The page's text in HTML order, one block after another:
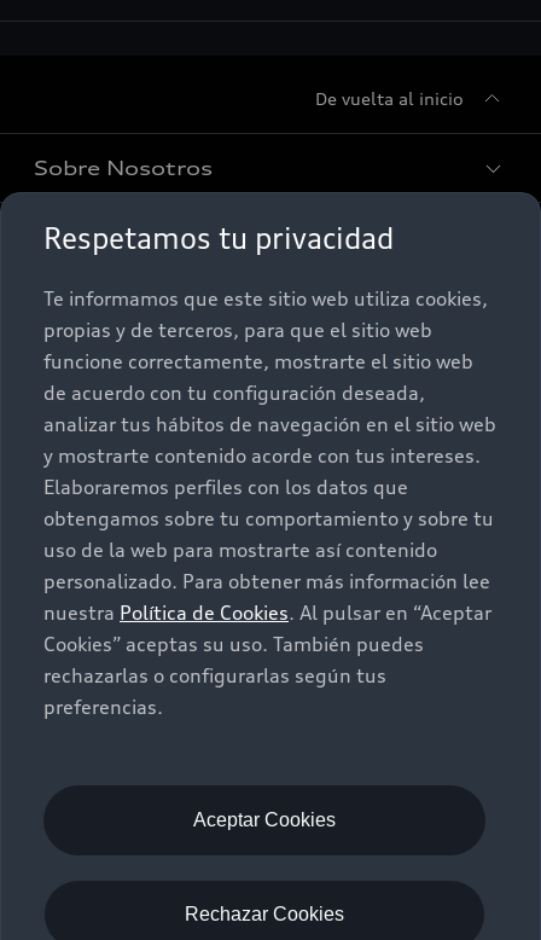
Respetamos tu privacidad
Te informamos que este sitio web utiliza cookies,
propias y de terceros, para que el sitio web
funcione correctamente, mostrarte el sitio web
de acuerdo con tu configuración deseada,
analizar tus hábitos de navegación en el sitio web
y mostrarte contenido acorde con tus intereses.
Elaboraremos perfiles con los datos que
obtengamos sobre tu comportamiento y sobre tu
uso de la web para mostrarte así contenido
personalizado. Para obtener más información lee
nuestra Política de Cookies. Al pulsar en “Aceptar
Cookies” aceptas su uso. También puedes
rechazarlas o configurarlas según tus
preferencias.
Aceptar Cookies
Rechazar Cookies
De vuelta al inicio
Sobre Nosotros
Conócenos
Promociones
Nuestras Promociones
Postventa
Audi Aftersales
Autos Nuevos
Quiero un Audi nuevo
Seminuevos
Audi Certified :plus
Contacto
Contáctanos
Citas de servicio
Información de vehículo nuevo
©2025 Audi de México división de Volkswagen de
Utilizamos cookies para mejorar nuestro sitio
web y tu experiencia en línea. Al continuar
navegando en este sitio web, aceptas el uso de
Términos y Condiciones
Aviso de privacidad
Audi de México